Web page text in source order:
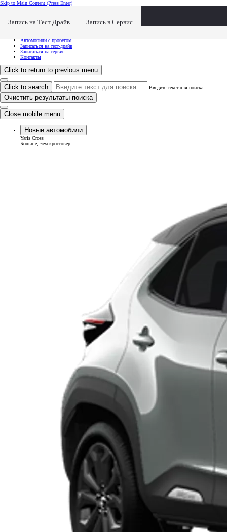
Skip to Main Content (Press Enter)
Запись на Тест Драйв Запись в Сервис
Хочу посмотреть... Click to close the reach out overlay
Автомобили с пробегом
Записаться на тест-драйв
Записаться на сервис
Контакты
Click to return to previous menu
Click to search Введите текст для поиска
Очистить результаты поиска
Close mobile menu
Новые автомобили
Yaris Cross
Больше, чем кроссовер